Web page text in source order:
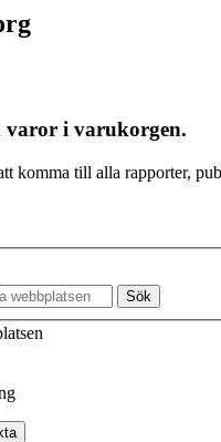
varor i varukorgen.
komma till alla rapporter,
Sök